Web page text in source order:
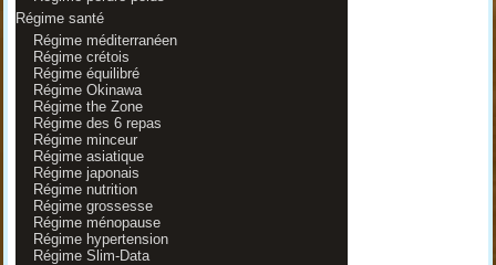
Régime santé
Régime méditerranéen
Régime crétois
Régime équilibré
Régime Okinawa
Régime the Zone
Régime des 6 repas
Régime minceur
Régime asiatique
Régime japonais
Régime nutrition
Régime grossesse
Régime ménopause
Régime hypertension
Régime Slim-Data